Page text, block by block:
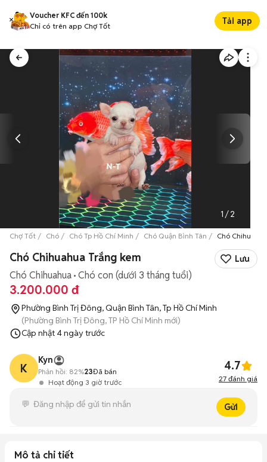
Voucher KFC đến 100k
Chỉ có trên app Chợ Tốt
Tải app
1 /2
Chợ Tốt Chó Chó Tp Hồ Chí Minh Chó Quận Bình Tân Chó
Chó Chihuahua Trắng kem Lưu
Chó Chihuahua Chó con (dưới 3 tháng tuổi)
3.200.000 đ
Phường Bình Trị Đông, Quận Bình Tân, Tp Hồ Chí Minh
(Phường Bình Trị Đông, TP Hồ Chí Minh mới)
Cập nhật4 ngày trước
K
Kyn
Hoạt động 3 giờ trước
Phản hồi: 82%23Đã bán 4.7
27 đánh giá
Gửi
Mô tả chi tiết